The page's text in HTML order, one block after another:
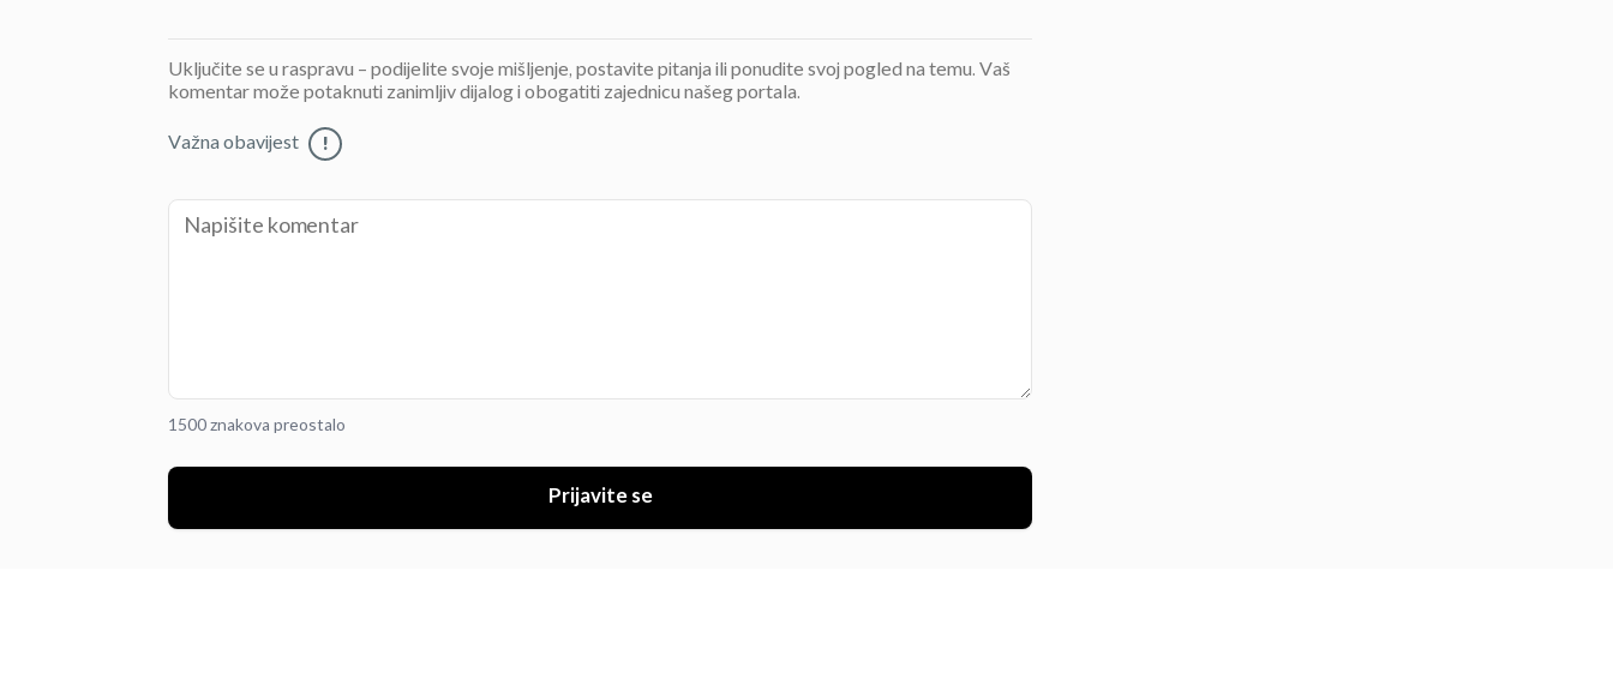
Uključite se u raspravu – podijelite svoje mišljenje, postavite pitanja ili ponudite svoj pogled na temu. Vaš
komentar može potaknuti zanimljiv dijalog i obogatiti zajednicu našeg portala.
Važna obavijest !
1500 znakova preostalo
Prijavite se